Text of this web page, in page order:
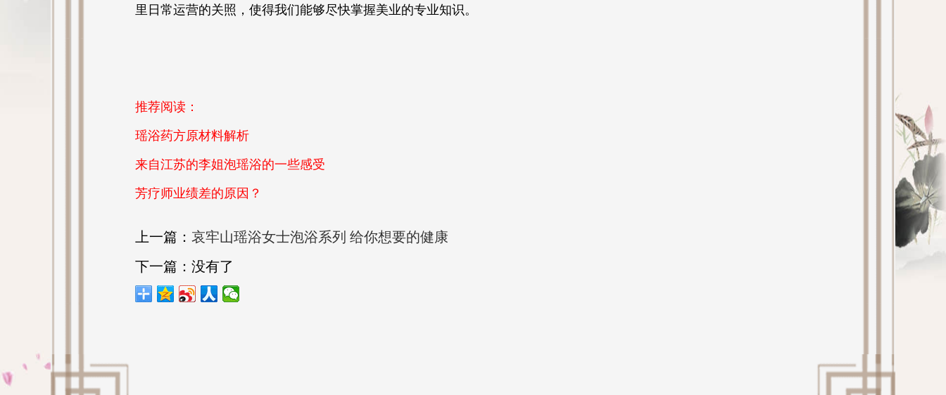
里日常运营的关照，使得我们能够尽快掌握美业的专业知识。
推荐阅读：
瑶浴药方原材料解析
来自江苏的李姐泡瑶浴的一些感受
芳疗师业绩差的原因？
上一篇： 哀牢山瑶浴女士泡浴系列 给你想要的健康
下一篇：没有了